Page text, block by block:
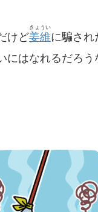
けど姜維
きょうい
に騙され
にはなれるだろ